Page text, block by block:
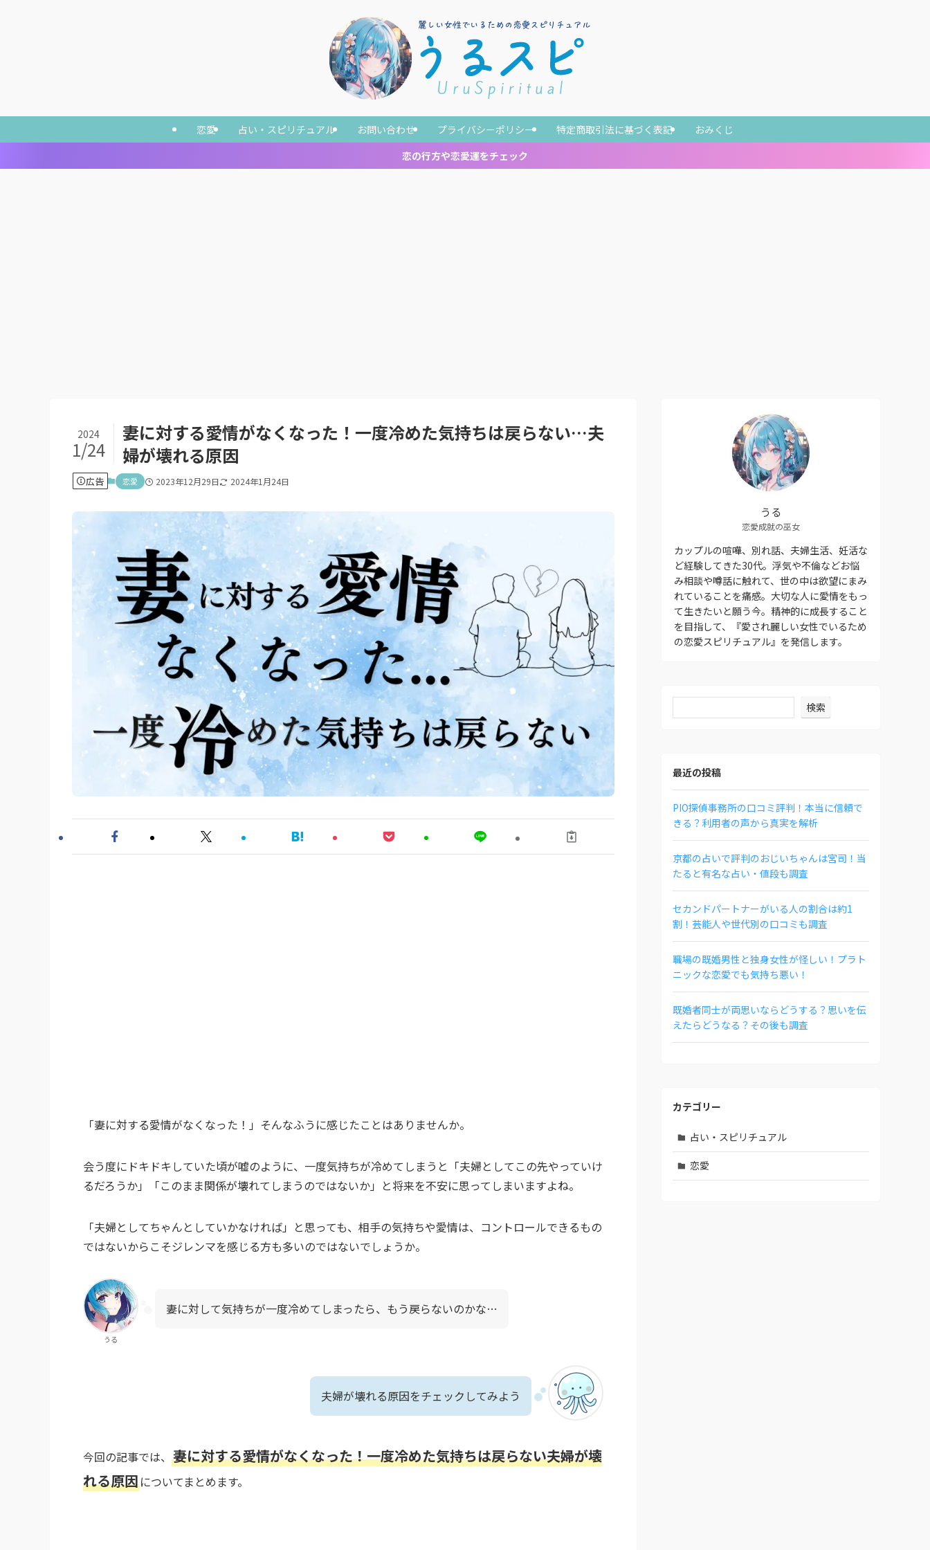
恋愛 占い・スピリチュアル お問い合わせ プライバシーポリシー 特定商取引法に基づく表記
おみくじ
恋の行方や恋愛運をチェック
妻に対する愛情がなくなった！一度冷めた気持ちは戻らない…夫
婦が壊れる原因
2024
1/24
広告 恋愛 2023年12月29日 2024年1月24日
「妻に対する愛情がなくなった！」そんなふうに感じたことはありませんか。
会う度にドキドキしていた頃が嘘のように、一度気持ちが冷めてしまうと「夫婦としてこの先やっていけ
るだろうか」「このまま関係が壊れてしまうのではないか」と将来を不安に思ってしまいますよね。
「夫婦としてちゃんとしていかなければ」と思っても、相手の気持ちや愛情は、コントロールできるもの
ではないからこそジレンマを感じる方も多いのではないでしょうか。
うる
妻に対して気持ちが一度冷めてしまったら、もう戻らないのかな…
夫婦が壊れる原因をチェックしてみよう
今回の記事では、 妻に対する愛情がなくなった！一度冷めた気持ちは戻らない夫婦が壊
れる原因についてまとめます。
うる
恋愛成就の巫女
カップルの喧嘩、別れ話、夫婦生活、妊活な
ど経験してきた30代。浮気や不倫などお悩
み相談や噂話に触れて、世の中は欲望にまみ
れていることを痛感。大切な人に愛情をもっ
て生きたいと願う今。精神的に成長すること
を目指して、『愛され麗しい女性でいるため
の恋愛スピリチュアル』を発信します。
検索
最近の投稿
PIO探偵事務所の口コミ評判！本当に信頼で
きる？利用者の声から真実を解析
京都の占いで評判のおじいちゃんは宮司！当
たると有名な占い・値段も調査
セカンドパートナーがいる人の割合は約1
割！芸能人や世代別の口コミも調査
職場の既婚男性と独身女性が怪しい！プラト
ニックな恋愛でも気持ち悪い！
既婚者同士が両思いならどうする？思いを伝
えたらどうなる？その後も調査
カテゴリー
占い・スピリチュアル
恋愛